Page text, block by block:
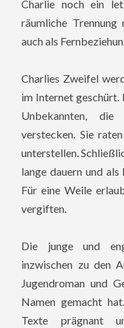
Charlie noch ein
räumliche
auch als
Charlies Zweifel
im Internet geschürt.
Unbekannten,
verstecken. Sie
unterstellen.
lange dauern und
Für eine Weile
vergiften.
Die junge und
inzwischen zu den
Jugendroman und
Namen gemacht
Texte prägnant